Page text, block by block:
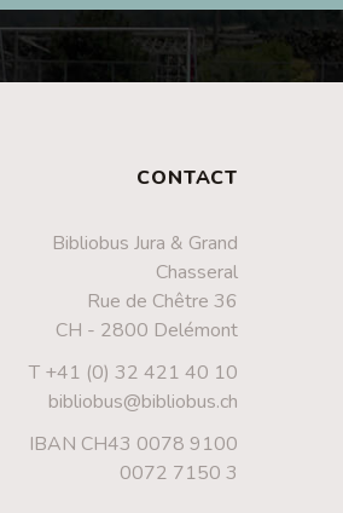
CONTACT
Bibliobus Jura & Grand
Chasseral
Rue de Chêtre 36
CH - 2800 Delémont
T +41 (0) 32 421 40 10
bibliobus@bibliobus.ch
IBAN CH43 0078 9100
0072 7150 3